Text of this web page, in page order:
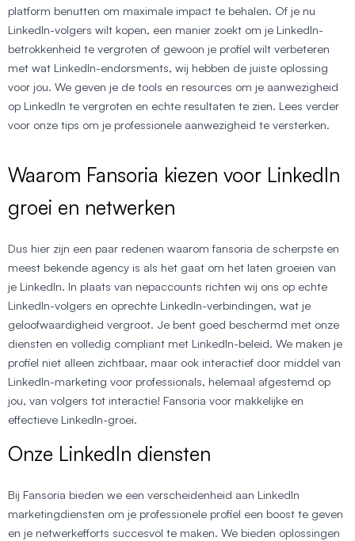
platform benutten om maximale impact te behalen. Of je nu
LinkedIn-volgers wilt kopen, een manier zoekt om je LinkedIn-
betrokkenheid te vergroten of gewoon je profiel wilt verbeteren
met wat LinkedIn-endorsments, wij hebben de juiste oplossing
voor jou. We geven je de tools en resources om je aanwezigheid
op LinkedIn te vergroten en echte resultaten te zien. Lees verder
voor onze tips om je professionele aanwezigheid te versterken.
Waarom Fansoria kiezen voor LinkedIn
groei en netwerken
Dus hier zijn een paar redenen waarom fansoria de scherpste en
meest bekende agency is als het gaat om het laten groeien van
je LinkedIn. In plaats van nepaccounts richten wij ons op echte
LinkedIn-volgers en oprechte LinkedIn-verbindingen, wat je
geloofwaardigheid vergroot. Je bent goed beschermd met onze
diensten en volledig compliant met LinkedIn-beleid. We maken je
profiel niet alleen zichtbaar, maar ook interactief door middel van
LinkedIn-marketing voor professionals, helemaal afgestemd op
jou, van volgers tot interactie! Fansoria voor makkelijke en
effectieve LinkedIn-groei.
Onze LinkedIn diensten
Bij Fansoria bieden we een verscheidenheid aan LinkedIn
marketingdiensten om je professionele profiel een boost te geven
en je netwerkefforts succesvol te maken. We bieden oplossingen